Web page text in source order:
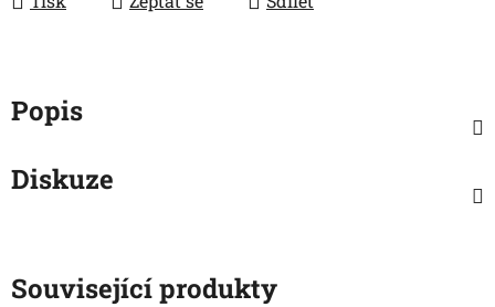
Popis
Diskuze
Související produkty